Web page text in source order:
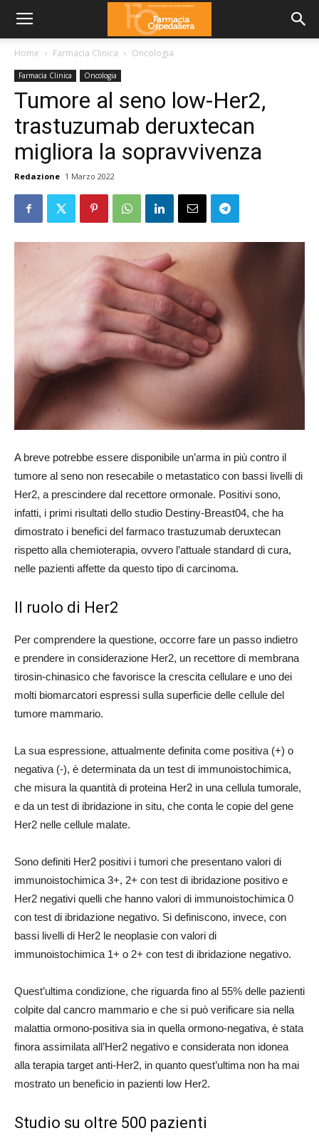
Home Farmacia Clinica Oncologia
Farmacia Clinica Oncologia
Tumore al seno low-Her2,
trastuzumab deruxtecan
migliora la sopravvivenza
Redazione 1 Marzo 2022
A breve potrebbe essere disponibile un’arma in più contro il
tumore al seno non resecabile o metastatico con bassi livelli di
Her2, a prescindere dal recettore ormonale. Positivi sono,
infatti, i primi risultati dello studio Destiny-Breast04, che ha
dimostrato i benefici del farmaco trastuzumab deruxtecan
rispetto alla chemioterapia, ovvero l’attuale standard di cura,
nelle pazienti affette da questo tipo di carcinoma.
Il ruolo di Her2
Per comprendere la questione, occorre fare un passo indietro
e prendere in considerazione Her2, un recettore di membrana
tirosin-chinasico che favorisce la crescita cellulare e uno dei
molti biomarcatori espressi sulla superficie delle cellule del
tumore mammario.
La sua espressione, attualmente definita come positiva (+) o
negativa (-), è determinata da un test di immunoistochimica,
che misura la quantità di proteina Her2 in una cellula tumorale,
e da un test di ibridazione in situ, che conta le copie del gene
Her2 nelle cellule malate.
Sono definiti Her2 positivi i tumori che presentano valori di
immunoistochimica 3+, 2+ con test di ibridazione positivo e
Her2 negativi quelli che hanno valori di immunoistochimica 0
con test di ibridazione negativo. Si definiscono, invece, con
bassi livelli di Her2 le neoplasie con valori di
immunoistochimica 1+ o 2+ con test di ibridazione negativo.
Quest’ultima condizione, che riguarda fino al 55% delle pazienti
colpite dal cancro mammario e che si può verificare sia nella
malattia ormono-positiva sia in quella ormono-negativa, è stata
finora assimilata all’Her2 negativo e considerata non idonea
alla terapia target anti-Her2, in quanto quest’ultima non ha mai
mostrato un beneficio in pazienti low Her2.
Studio su oltre 500 pazienti